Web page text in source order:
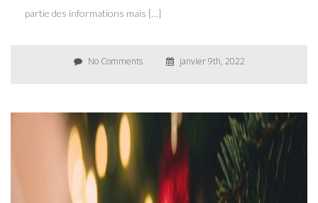
partie des informations mais […]
No Comments janvier 9th, 2022